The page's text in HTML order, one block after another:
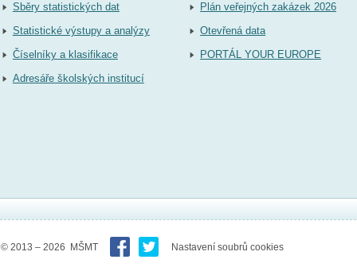
Sběry statistických dat
Statistické výstupy a analýzy
Číselníky a klasifikace
Adresáře školských institucí
Plán veřejných zakázek 2026
Otevřená data
PORTÁL YOUR EUROPE
© 2013 – 2026 MŠMT Nastavení soubrů cookies